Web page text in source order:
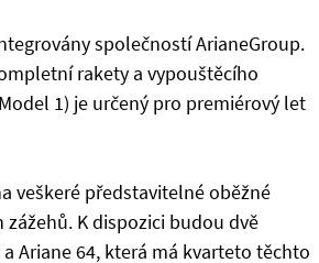
společností ArianeGroup.
rakety a vypouštěcího
1) je určený pro premiérový let
veškeré představitelné oběžné
K dispozici budou dvě
Ariane 64, která má kvarteto těchto